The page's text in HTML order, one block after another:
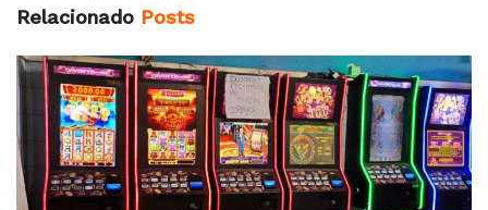
Relacionado Posts